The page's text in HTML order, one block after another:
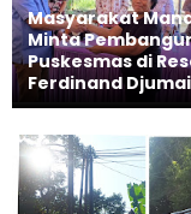
Masyarakat
Minta
Puskesmas di
Ferdinand